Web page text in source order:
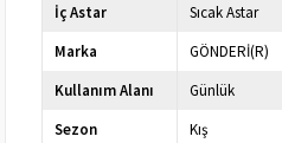
İç Astar
Sıcak Astar
Marka
GÖNDERİ(R)
Kullanım Alanı
Günlük
Sezon
Kış